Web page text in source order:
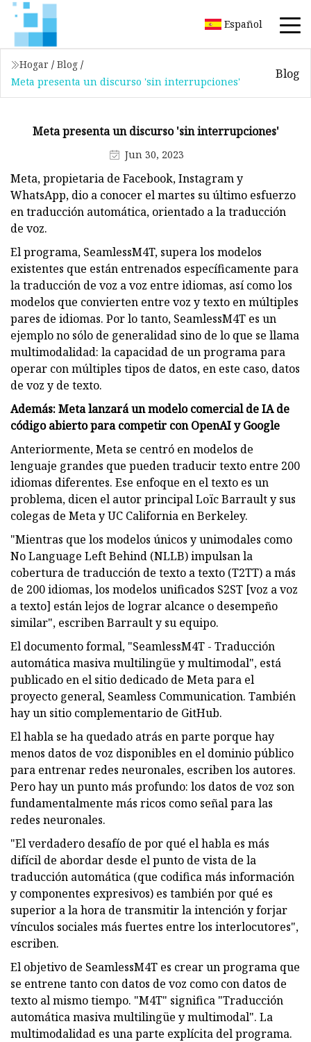
Español
Hogar / Blog /
Meta presenta un discurso 'sin interrupciones'
Blog
Meta presenta un discurso 'sin interrupciones'
Jun 30, 2023
Meta, propietaria de Facebook, Instagram y
WhatsApp, dio a conocer el martes su último esfuerzo
en traducción automática, orientado a la traducción
de voz.
El programa, SeamlessM4T, supera los modelos
existentes que están entrenados específicamente para
la traducción de voz a voz entre idiomas, así como los
modelos que convierten entre voz y texto en múltiples
pares de idiomas. Por lo tanto, SeamlessM4T es un
ejemplo no sólo de generalidad sino de lo que se llama
multimodalidad: la capacidad de un programa para
operar con múltiples tipos de datos, en este caso, datos
de voz y de texto.
Además: Meta lanzará un modelo comercial de IA de
código abierto para competir con OpenAI y Google
Anteriormente, Meta se centró en modelos de
lenguaje grandes que pueden traducir texto entre 200
idiomas diferentes. Ese enfoque en el texto es un
problema, dicen el autor principal Loïc Barrault y sus
colegas de Meta y UC California en Berkeley.
"Mientras que los modelos únicos y unimodales como
No Language Left Behind (NLLB) impulsan la
cobertura de traducción de texto a texto (T2TT) a más
de 200 idiomas, los modelos unificados S2ST [voz a voz
a texto] están lejos de lograr alcance o desempeño
similar", escriben Barrault y su equipo.
El documento formal, "SeamlessM4T - Traducción
automática masiva multilingüe y multimodal", está
publicado en el sitio dedicado de Meta para el
proyecto general, Seamless Communication. También
hay un sitio complementario de GitHub.
El habla se ha quedado atrás en parte porque hay
menos datos de voz disponibles en el dominio público
para entrenar redes neuronales, escriben los autores.
Pero hay un punto más profundo: los datos de voz son
fundamentalmente más ricos como señal para las
redes neuronales.
"El verdadero desafío de por qué el habla es más
difícil de abordar desde el punto de vista de la
traducción automática (que codifica más información
y componentes expresivos) es también por qué es
superior a la hora de transmitir la intención y forjar
vínculos sociales más fuertes entre los interlocutores",
escriben.
El objetivo de SeamlessM4T es crear un programa que
se entrene tanto con datos de voz como con datos de
texto al mismo tiempo. "M4T" significa "Traducción
automática masiva multilingüe y multimodal". La
multimodalidad es una parte explícita del programa.